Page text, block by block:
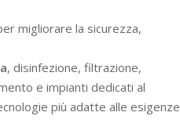
migliorare la sicurezza,
, disinfezione, filtrazione,
e impianti dedicati al
più adatte alle esigenze